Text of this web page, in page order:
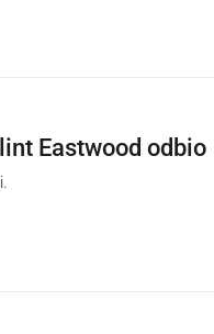
Eastwood odbio